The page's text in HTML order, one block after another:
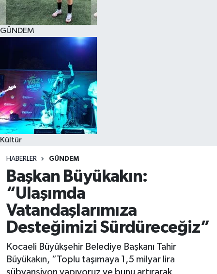
GÜNDEM
Kültür
HABERLER GÜNDEM
Başkan Büyükakın:
“Ulaşımda
Vatandaşlarımıza
Desteğimizi Sürdüreceğiz”
Kocaeli Büyükşehir Belediye Başkanı Tahir
Büyükakın, “Toplu taşımaya 1,5 milyar lira
sübvansiyon yapıyoruz ve bunu artırarak